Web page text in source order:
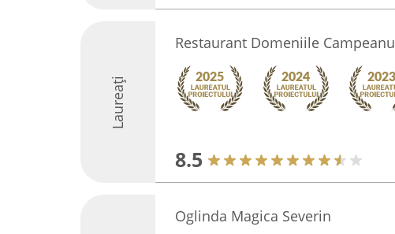
Laureați
Restaurant Domeniile Campeanu
8.5
Oglinda Magica Severin